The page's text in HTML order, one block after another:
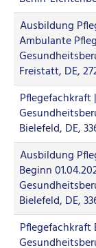
Ausbildung
Ambulante
Freistatt, DE,
Pflegefachkraft
Bielefeld, DE,
Ausbildung
Beginn
Bielefeld, DE,
Pflegefachkraft